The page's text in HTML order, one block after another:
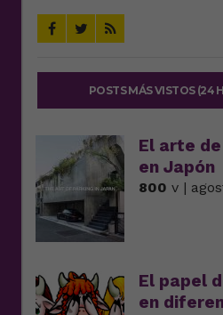
POSTS MÁS VISTOS (24
El arte
en Japón
800 v |
El papel
en